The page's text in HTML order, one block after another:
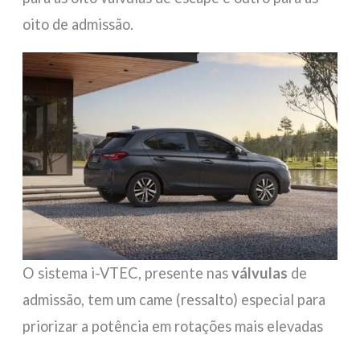
oito de admissão.
O sistema i-VTEC, presente nasválvulas de
admissão, tem um came (ressalto) especial para
priorizar a potência em rotações mais elevadas